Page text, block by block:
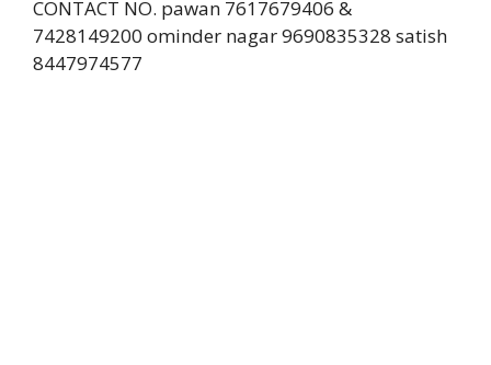
CONTACT NO. pawan 7617679406 &
7428149200 ominder nagar 9690835328 satish
8447974577